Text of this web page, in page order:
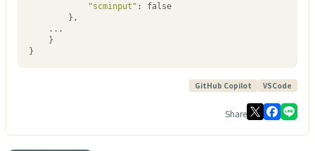
"scminput" : false
}
GitHub Copilot VSCode
Share